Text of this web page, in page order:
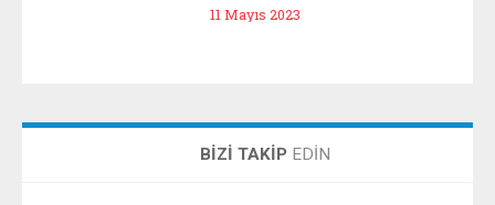
11 Mayıs 2023
BİZİ TAKİP EDİN